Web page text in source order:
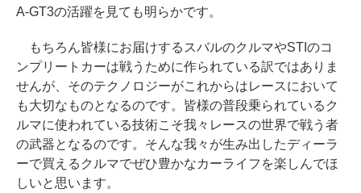
A-GT3の活躍を見ても明らかです。
もちろん皆様にお届けするスバルのクルマやSTIのコ
ンプリートカーは戦うために作られている訳ではありま
せんが、そのテクノロジーがこれからはレースにおいて
も大切なものとなるのです。皆様の普段乗られているク
ルマに使われている技術こそ我々レースの世界で戦う者
の武器となるのです。そんな我々が生み出したディーラ
ーで買えるクルマでぜひ豊かなカーライフを楽しんでほ
しいと思います。